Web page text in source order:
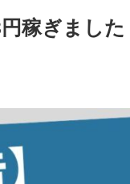
稼ぎました